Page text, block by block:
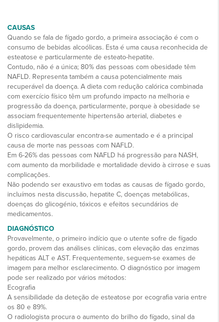
CAUSAS
Quando se fala de fígado gordo, a primeira associação é com o
consumo de bebidas alcoólicas. Esta é uma causa reconhecida de
esteatose e particularmente de esteato-hepatite.
Contudo, não é a única; 80% das pessoas com obesidade têm
NAFLD. Representa também a causa potencialmente mais
recuperável da doença. A dieta com redução calórica combinada
com exercício físico têm um profundo impacto na melhoria e
progressão da doença, particularmente, porque à obesidade se
associam frequentemente hipertensão arterial, diabetes e
dislipidemia.
O risco cardiovascular encontra-se aumentado e é a principal
causa de morte nas pessoas com NAFLD.
Em 6-26% das pessoas com NAFLD há progressão para NASH,
com aumento da morbilidade e mortalidade devido à cirrose e suas
complicações.
Não podendo ser exaustivo em todas as causas de fígado gordo,
incluímos nesta discussão, hepatite C, doenças metabólicas,
doenças do glicogénio, tóxicos e efeitos secundários de
medicamentos.
DIAGNÓSTICO
Provavelmente, o primeiro indício que o utente sofre de fígado
gordo, provem das análises clínicas, com elevação das enzimas
hepáticas ALT e AST. Frequentemente, seguem-se exames de
imagem para melhor esclarecimento. O diagnóstico por imagem
pode ser realizado por vários métodos:
Ecografia
A sensibilidade da deteção de esteatose por ecografia varia entre
os 80 e 89%.
O radiologista procura o aumento do brilho do fígado, sinal da